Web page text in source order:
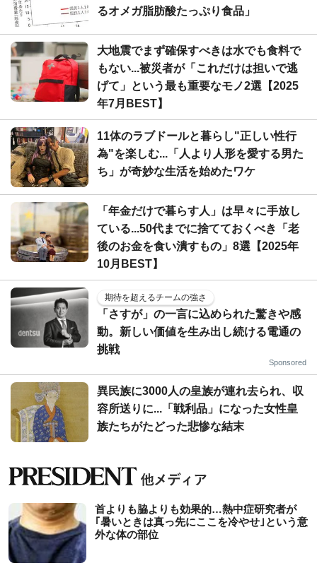
るオメガ脂肪酸たっぷり食品」
大地震でまず確保すべきは水でも食料で
もない...被災者が「これだけは担いで逃
げて」という最も重要なモノ2選【2025
年7月BEST】
11体のラブドールと暮らし"正しい性行
為"を楽しむ...「人より人形を愛する男た
ち」が奇妙な生活を始めたワケ
「年金だけで暮らす人」は早々に手放し
ている...50代までに捨てておくべき「老
後のお金を食い潰すもの」8選【2025年
10月BEST】
期待を超えるチームの強さ
「さすが」の一言に込められた驚きや感
動。新しい価値を生み出し続ける電通の
挑戦
Sponsored
異民族に3000人の皇族が連れ去られ、収
容所送りに...「戦利品」になった女性皇
族たちがたどった悲惨な結末
首よりも脇よりも効果的…熱中症研究者が
｢暑いときは真っ先にここを冷やせ｣という意
外な体の部位